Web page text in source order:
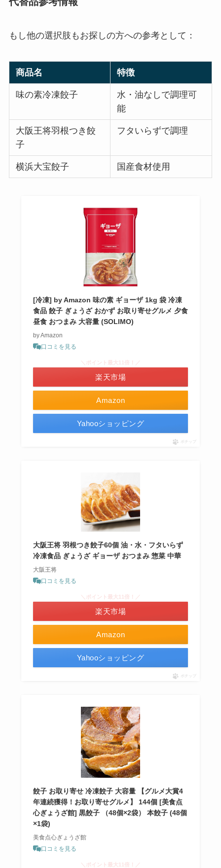
もし他の選択肢もお探しの方への参考として：
商品名 特徴
味の素冷凍餃子
水・油なしで調理可
能
大阪王将羽根つき餃
子
フタいらずで調理
横浜大宝餃子 国産食材使用
[冷凍] by Amazon 味の素 ギョーザ 1kg 袋 冷凍
食品 餃子 ぎょうざ おかず お取り寄せグルメ 夕食
昼食 おつまみ 大容量 (SOLIMO)
by Amazon
口コミを見る
Amazon
＼ポイント最大11倍！／
楽天市場
Yahooショッピング
ポチップ
大阪王将 羽根つき餃子60個 油・水・フタいらず
冷凍食品 ぎょうざ ギョーザ おつまみ 惣菜 中華
大阪王将
口コミを見る
Amazon
＼ポイント最大11倍！／
楽天市場
Yahooショッピング
ポチップ
餃子 お取り寄せ 冷凍餃子 大容量 【グルメ大賞4
年連続獲得！お取り寄せグルメ】 144個 [美食点
心ぎょうざ館] 黒餃子 （48個×2袋） 本餃子 (48個
×1袋)
美食点心ぎょうざ館
口コミを見る
＼ポイント最大11倍！／